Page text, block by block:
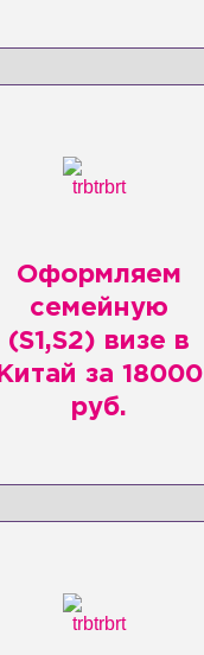
Оформляем
семейную
(S1,S2) визe в
Китай за 18000
руб.